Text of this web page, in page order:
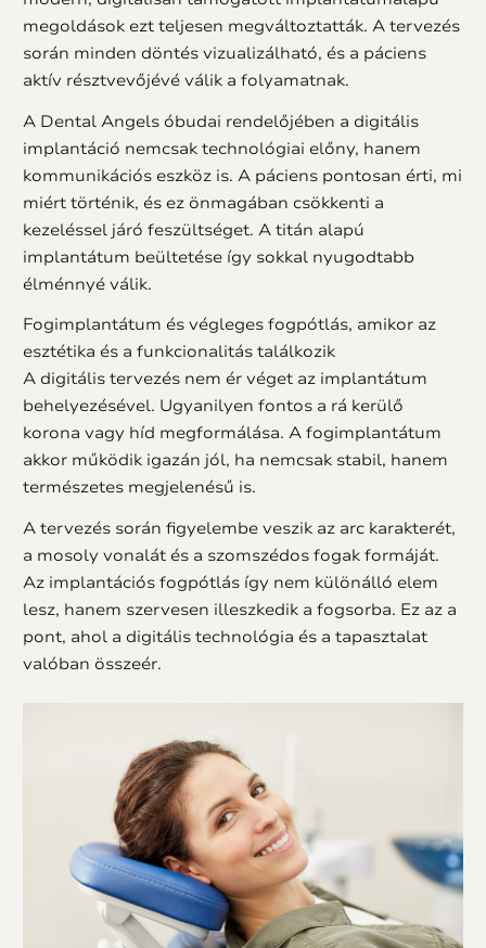
megoldások ezt teljesen megváltoztatták. A tervezés
során minden döntés vizualizálható, és a páciens
aktív résztvevőjévé válik a folyamatnak.
A Dental Angels óbudai rendelőjében a digitális
implantáció nemcsak technológiai előny, hanem
kommunikációs eszköz is. A páciens pontosan érti, mi
miért történik, és ez önmagában csökkenti a
kezeléssel járó feszültséget. A titán alapú
implantátum beültetése így sokkal nyugodtabb
élménnyé válik.
Fogimplantátum és végleges fogpótlás, amikor az
esztétika és a funkcionalitás találkozik
A digitális tervezés nem ér véget az implantátum
behelyezésével. Ugyanilyen fontos a rá kerülő
korona vagy híd megformálása. A fogimplantátum
akkor működik igazán jól, ha nemcsak stabil, hanem
természetes megjelenésű is.
A tervezés során figyelembe veszik az arc karakterét,
a mosoly vonalát és a szomszédos fogak formáját.
Az implantációs fogpótlás így nem különálló elem
lesz, hanem szervesen illeszkedik a fogsorba. Ez az a
pont, ahol a digitális technológia és a tapasztalat
valóban összeér.